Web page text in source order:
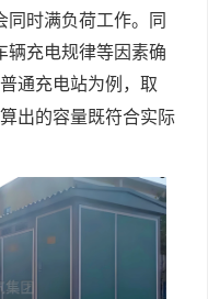
同时满负荷工作。同
辆充电规律等因素确
通充电站为例，取
出的容量既符合实际